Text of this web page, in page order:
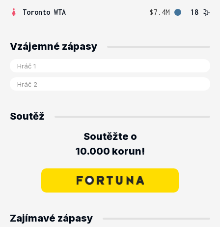
Toronto WTA
$7.4M 18
Vzájemné zápasy
Soutěž
Soutěžte o
10.000 korun!
Zajímavé zápasy